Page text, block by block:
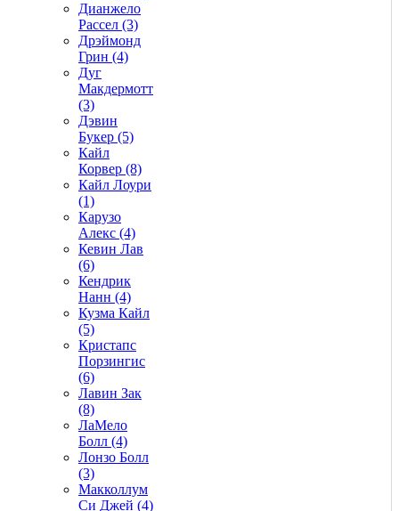
Дианжело
Рассел (3)
Дрэймонд
Грин (4)
Дуг
Макдермотт
(3)
Дэвин
Букер (5)
Кайл
Корвер (8)
Кайл Лоури
(1)
Карузо
Алекс (4)
Кевин Лав
(6)
Кендрик
Нанн (4)
Кузма Кайл
(5)
Кристапс
Порзингис
(6)
Лавин Зак
(8)
ЛаМело
Болл (4)
Лонзо Болл
(3)
Макколлум
Си Джей (4)